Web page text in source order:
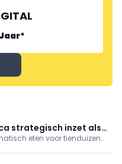
*
strategisch inzet als
eten voor tienduizend